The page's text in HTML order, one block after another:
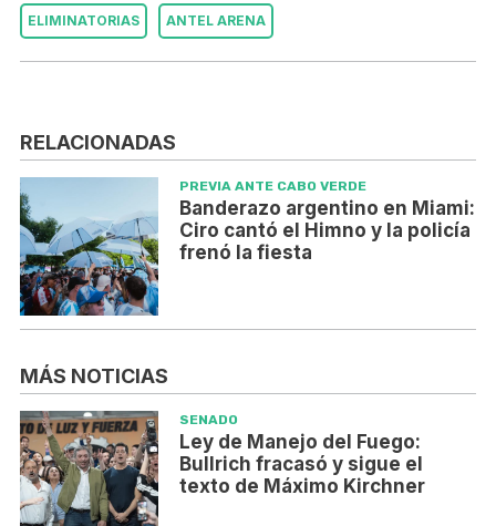
ELIMINATORIAS ANTEL ARENA
RELACIONADAS
PREVIA ANTE CABO VERDE
Banderazo argentino en Miami:
Ciro cantó el Himno y la policía
frenó la fiesta
MÁS NOTICIAS
SENADO
Ley de Manejo del Fuego:
Bullrich fracasó y sigue el
texto de Máximo Kirchner